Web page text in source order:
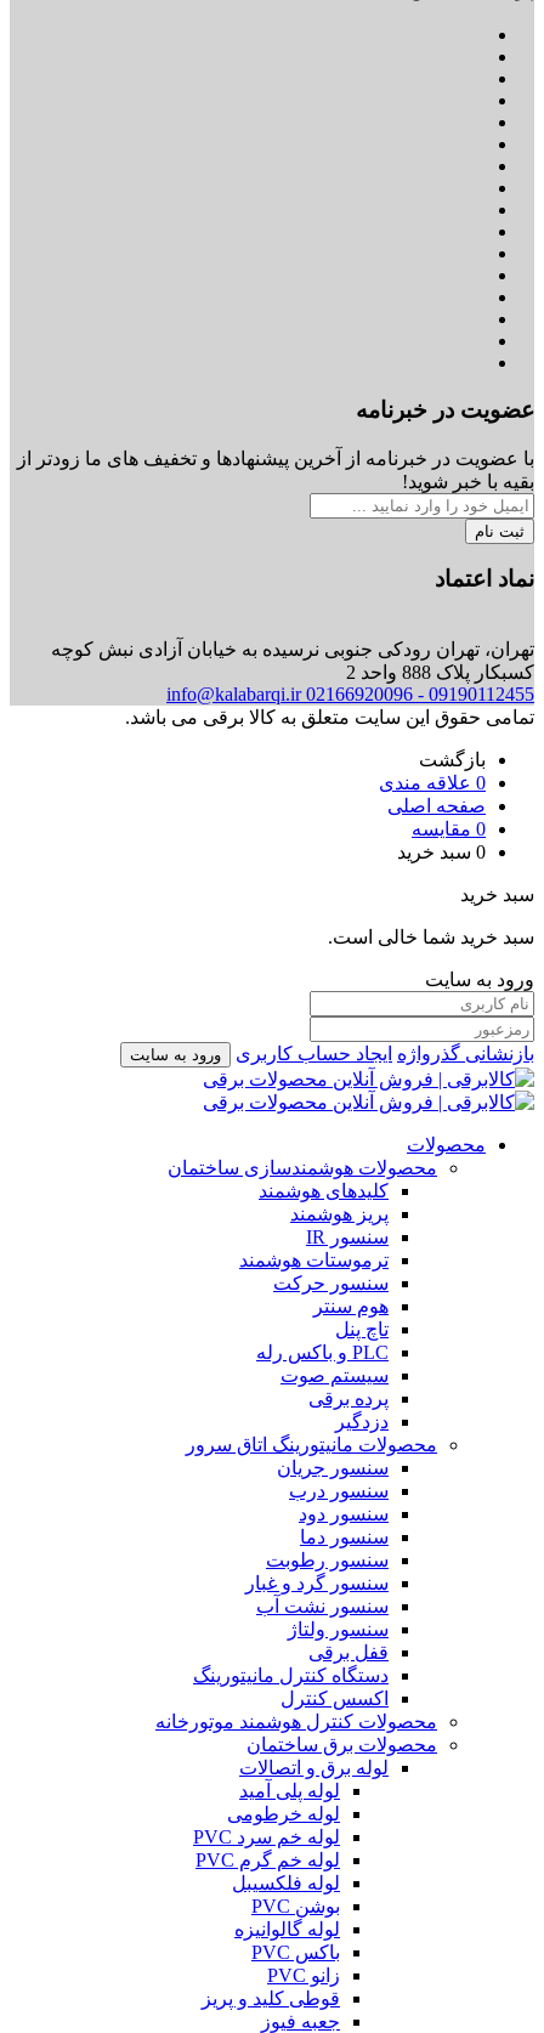
عضویت در خبرنامه
با عضویت در خبرنامه از آخرین پیشنهادها و تخفیف های ما زودتر از
بقیه با خبر شوید!
ثبت نام
نماد اعتماد
تهران، تهران رودکی جنوبی نرسیده به خیابان آزادی نبش کوچه
کسبکار پلاک 888 واحد 2
09190112455 - 02166920096
info@kalabarqi.ir
تمامی حقوق این سایت متعلق به کالا برقی می باشد.
بازگشت
0 علاقه مندی
صفحه اصلی
0 مقایسه
0 سبد خرید
سبد خرید
سبد خرید شما خالی است.
ورود به سایت
بازنشانی گذرواژه ایجاد حساب کاربری ورود به سایت
محصولات
محصولات هوشمندسازی ساختمان
کلیدهای هوشمند
پریز هوشمند
سنسور IR
ترموستات هوشمند
سنسور حرکت
هوم سنتر
تاچ پنل
PLC و باکس رله
سیستم صوت
پرده برقی
دزدگیر
محصولات مانیتورینگ اتاق سرور
سنسور جریان
سنسور درب
سنسور دود
سنسور دما
سنسور رطوبت
سنسور گرد و غبار
سنسور نشت آب
سنسور ولتاژ
قفل برقی
دستگاه کنترل مانیتورینگ
اکسس کنترل
محصولات کنترل هوشمند موتورخانه
محصولات برق ساختمان
لوله برق و اتصالات
لوله پلی آمید
لوله خرطومی
لوله خم سرد PVC
لوله خم گرم PVC
لوله فلکسیبل
بوشن PVC
لوله گالوانیزه
باکس PVC
زانو PVC
قوطی کلید و پریز
جعبه فیوز